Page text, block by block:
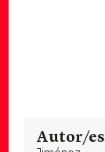
Autor/es